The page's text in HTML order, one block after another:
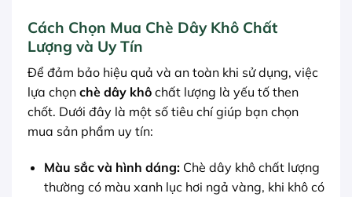
Cách Chọn Mua Chè Dây Khô Chất
Lượng và Uy Tín
Để đảm bảo hiệu quả và an toàn khi sử dụng, việc
lựa chọn chè dây khô chất lượng là yếu tố then
chốt. Dưới đây là một số tiêu chí giúp bạn chọn
mua sản phẩm uy tín:
Màu sắc và hình dáng:Chè dây khô chất lượng
thường có màu xanh lục hơi ngả vàng, khi khô có